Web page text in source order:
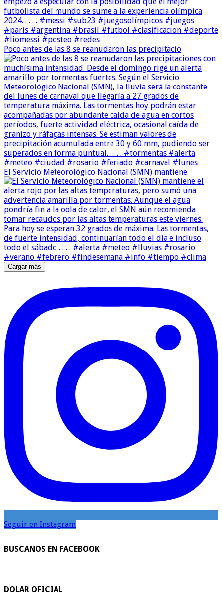
Poco antes de las 8 se reanudaron las precipitacio
El Servicio Meteorológico Nacional (SMN) mantiene
Cargar más
Seguir en Instagram
BUSCANOS EN FACEBOOK
DOLAR OFICIAL